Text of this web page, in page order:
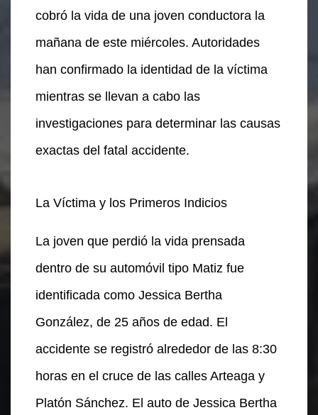
cobró la vida de una joven conductora la
mañana de este miércoles. Autoridades
han confirmado la identidad de la víctima
mientras se llevan a cabo las
investigaciones para determinar las causas
exactas del fatal accidente.
La Víctima y los Primeros Indicios
La joven que perdió la vida prensada
dentro de su automóvil tipo Matiz fue
identificada como Jessica Bertha
González, de 25 años de edad. El
accidente se registró alrededor de las 8:30
horas en el cruce de las calles Arteaga y
Platón Sánchez. El auto de Jessica Bertha